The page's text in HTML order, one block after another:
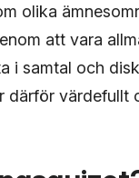
olika
att vara
i samtal och
därför värdefullt